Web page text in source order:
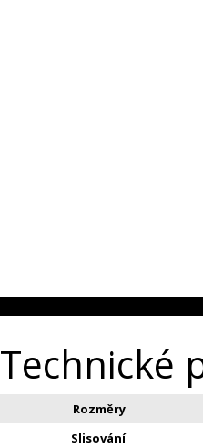
Technické
Rozměry
Slisování